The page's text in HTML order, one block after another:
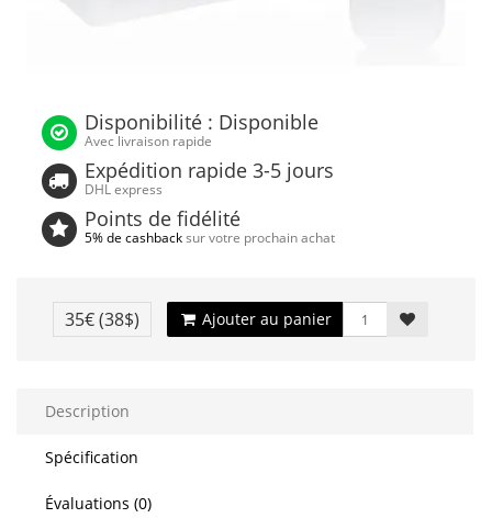
Disponibilité : Disponible
Avec livraison rapide
Expédition rapide 3-5 jours
DHL express
Points de fidélité
5% de cashbacksur votre prochain achat
35€(38$) Ajouter au panier
Description
Spécification
Évaluations (0)